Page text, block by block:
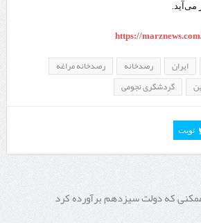
می‌آید.
https://
ایران رصدخانه
رصدخانه مراغه
گردشگری نجومی
تویت
که دولت سیزدهم برآورده کرد